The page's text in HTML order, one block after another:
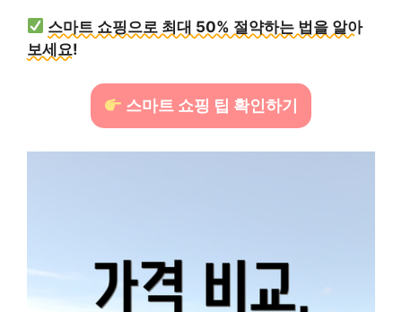
스마트 쇼핑으로 최대 50% 절약하는 법을 알아
보세요!
스마트 쇼핑 팁 확인하기